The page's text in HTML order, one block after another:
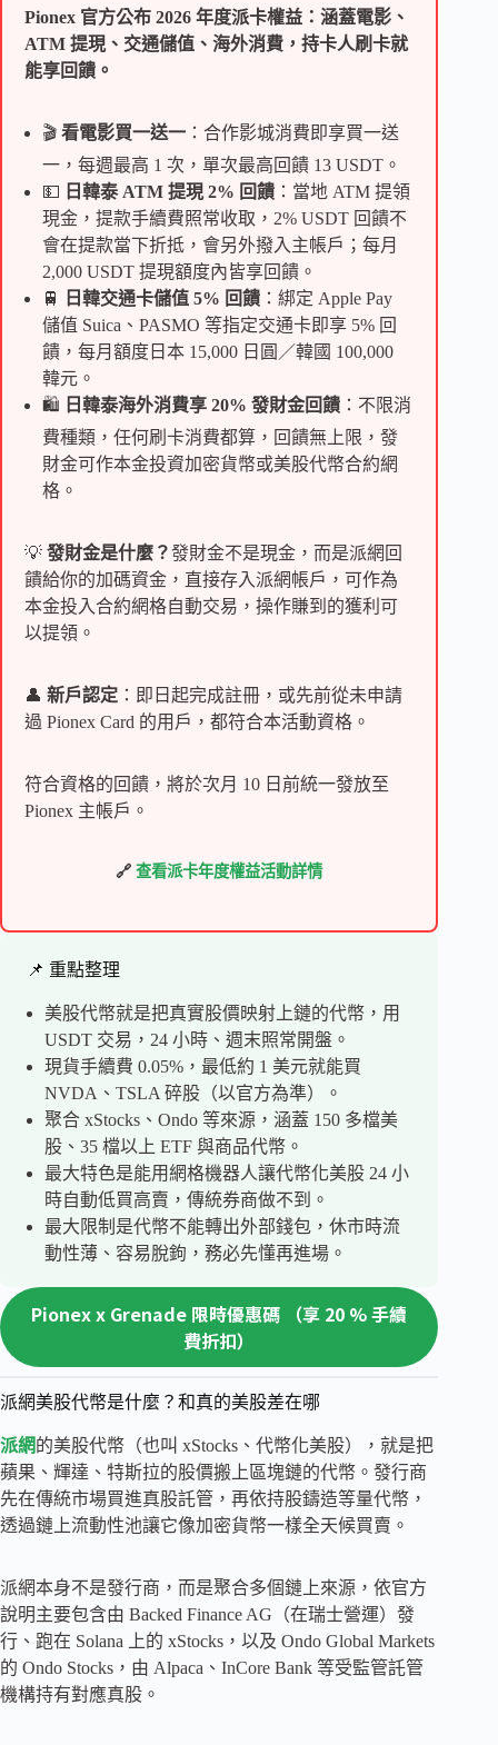
Pionex 官方公布 2026 年度派卡權益：涵蓋電影、
ATM 提現、交通儲值、海外消費，持卡人刷卡就
能享回饋。
🎬 看電影買一送一 ：合作影城消費即享買一送
一，每週最高 1 次，單次最高回饋 13 USDT。
💵 日韓泰 ATM 提現 2% 回饋 ：當地 ATM 提領
現金，提款手續費照常收取，2% USDT 回饋不
會在提款當下折抵，會另外撥入主帳戶；每月
2,000 USDT 提現額度內皆享回饋。
🚆
日韓交通卡儲值 5% 回饋 ：綁定 Apple Pay
儲值 Suica、PASMO 等指定交通卡即享 5% 回
饋，每月額度日本 15,000 日圓／韓國 100,000
韓元。
🛍️ 日韓泰海外消費享 20% 發財金回饋 ：不限消
費種類，任何刷卡消費都算，回饋無上限，發
財金可作本金投資加密貨幣或美股代幣合約網
格。
💡 發財金是什麼？發財金不是現金，而是派網回
饋給你的加碼資金，直接存入派網帳戶，可作為
本金投入合約網格自動交易，操作賺到的獲利可
以提領。
👤 新戶認定 ：即日起完成註冊，或先前從未申請
過 Pionex Card 的用戶，都符合本活動資格。
符合資格的回饋，將於次月 10 日前統一發放至
Pionex 主帳戶。
🔗查看派卡年度權益活動詳情
📌 重點整理
美股代幣就是把真實股價映射上鏈的代幣，用
USDT 交易，24 小時、週末照常開盤。
現貨手續費 0.05%，最低約 1 美元就能買
NVDA、TSLA 碎股（以官方為準）。
聚合 xStocks、Ondo 等來源，涵蓋 150 多檔美
股、35 檔以上 ETF 與商品代幣。
最大特色是能用網格機器人讓代幣化美股 24 小
時自動低買高賣，傳統券商做不到。
最大限制是代幣不能轉出外部錢包，休市時流
動性薄、容易脫鉤，務必先懂再進場。
Pionex x Grenade 限時優惠碼 （享 20 % 手續
費折扣）
派網美股代幣是什麼？和真的美股差在哪
派網的美股代幣（也叫 xStocks、代幣化美股），就是把
蘋果、輝達、特斯拉的股價搬上區塊鏈的代幣。發行商
先在傳統市場買進真股託管，再依持股鑄造等量代幣，
透過鏈上流動性池讓它像加密貨幣一樣全天候買賣。
派網本身不是發行商，而是聚合多個鏈上來源，依官方
說明主要包含由 Backed Finance AG（在瑞士營運）發
行、跑在 Solana 上的 xStocks，以及 Ondo Global Markets
的 Ondo Stocks，由 Alpaca、InCore Bank 等受監管託管
機構持有對應真股。